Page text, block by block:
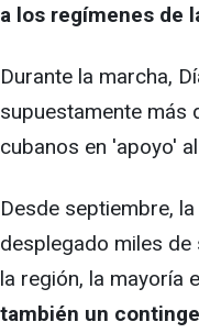
a los regímenes de
Durante la marcha,
supuestamente más
cubanos en 'apoyo'
Desde septiembre,
desplegado miles
la región, la mayoría
también un